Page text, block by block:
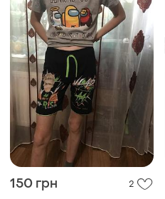
150 грн 2